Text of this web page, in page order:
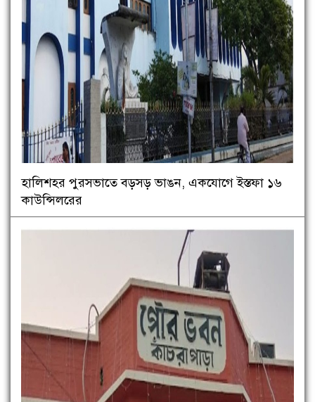
হালিশহর পুরসভাতে বড়সড় ভাঙন, একযোগে ইস্তফা ১৬
কাউন্সিলরের